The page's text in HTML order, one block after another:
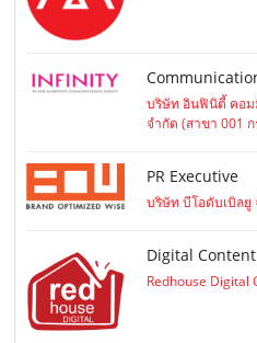
บริษัท อินฟินิตี้ คอ
จำกัด (สาขา 001 ก
PR Executive
บริษัท บีโอดับเบิลยู
Digital
Redhouse Digital